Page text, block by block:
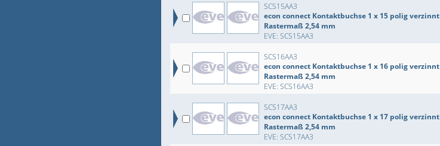
SCS15AA3
econ connect Kontaktbuchse 1 x 15 polig verzinnt
Rastermaß 2,54 mm
EVE: SCS15AA3
SCS16AA3
econ connect Kontaktbuchse 1 x 16 polig verzinnt
Rastermaß 2,54 mm
EVE: SCS16AA3
SCS17AA3
econ connect Kontaktbuchse 1 x 17 polig verzinnt
Rastermaß 2,54 mm
EVE: SCS17AA3